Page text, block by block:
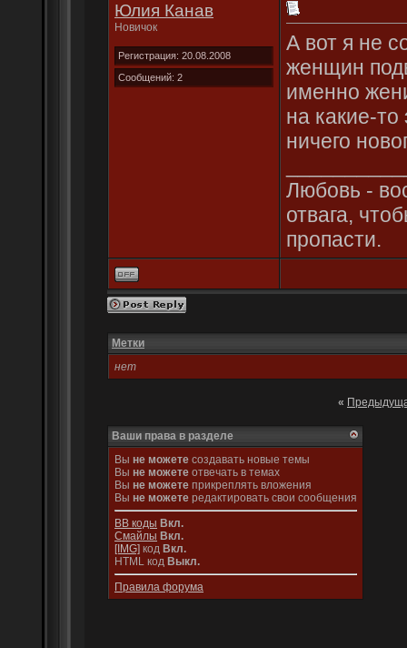
Юлия Канав
Новичок
Регистрация: 20.08.2008
Сообщений: 2
А вот я не
женщин
именно
на какие-
ничего
Любовь -
отвага,
пропасти.
Метки
нет
«
Ваши права в разделе
Вы не можете создавать новые темы
Вы не можете отвечать в темах
Вы не можете прикреплять вложения
Вы не можете редактировать свои сообщения
BB коды Вкл.
Смайлы Вкл.
[IMG] код Вкл.
HTML код Выкл.
Правила форума